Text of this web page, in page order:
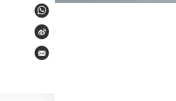
WhatsApp
Weibo
Email